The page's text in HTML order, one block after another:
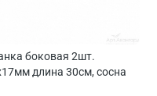
боковая 2шт.
длина 30см, сосна